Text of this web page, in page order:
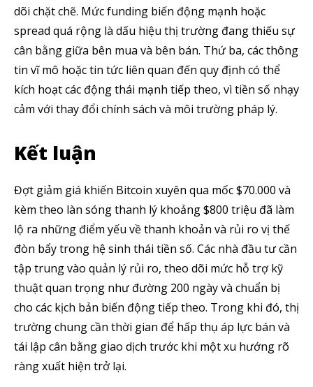
dõi chặt chẽ. Mức funding biến động mạnh hoặc
spread quá rộng là dấu hiệu thị trường đang thiếu sự
cân bằng giữa bên mua và bên bán. Thứ ba, các thông
tin vĩ mô hoặc tin tức liên quan đến quy định có thể
kích hoạt các động thái mạnh tiếp theo, vì tiền số nhạy
cảm với thay đổi chính sách và môi trường pháp lý.
Kết luận
Đợt giảm giá khiến Bitcoin xuyên qua mốc $70.000 và
kèm theo làn sóng thanh lý khoảng $800 triệu đã làm
lộ ra những điểm yếu về thanh khoản và rủi ro vị thế
đòn bẩy trong hệ sinh thái tiền số. Các nhà đầu tư cần
tập trung vào quản lý rủi ro, theo dõi mức hỗ trợ kỹ
thuật quan trọng như đường 200 ngày và chuẩn bị
cho các kịch bản biến động tiếp theo. Trong khi đó, thị
trường chung cần thời gian để hấp thụ áp lực bán và
tái lập cân bằng giao dịch trước khi một xu hướng rõ
ràng xuất hiện trở lại.